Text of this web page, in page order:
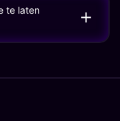
te laten